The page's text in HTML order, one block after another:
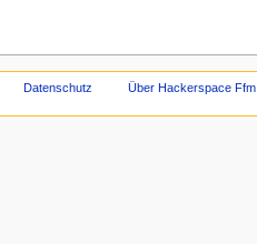
Datenschutz Über Hackerspace Ffm